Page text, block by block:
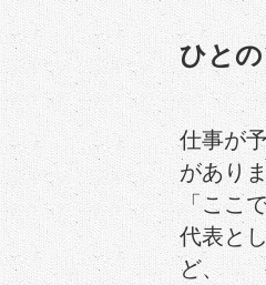
ひと
仕事が
があり
「ここ
代表と
ど、